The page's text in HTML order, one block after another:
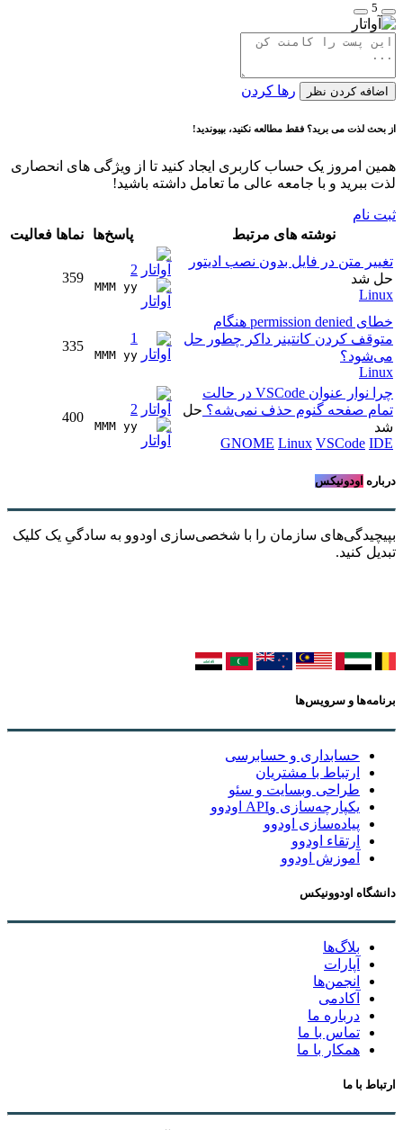
5
اضافه کردن نظر رها کردن
از بحث لذت می برید؟ فقط مطالعه نکنید، بپیوندید!
همین امروز یک حساب کاربری ایجاد کنید تا از ویژگی های انحصاری
لذت ببرید و با جامعه عالی ما تعامل داشته باشید!
ثبت نام
نوشته های مرتبط
پاسخ‌ها نماها فعالیت
تغییر متن در فایل بدون نصب ادیتور
حل شد
Linux
2
MMM yy
359
خطای permission denied هنگام
متوقف کردن کانتینر داکر چطور حل
می‌شود؟
Linux
1
MMM yy
335
چرا نوار عنوان VSCode در حالت
تمام صفحه گنوم حذف نمی‌شه؟ حل
شد
GNOME Linux VSCode IDE
2
MMM yy
400
درباره اودونیکس
بپیچیدگی‌های سازمان را با شخصی‌سازی اودوو به سادگیِ یک کلیک
تبدیل کنید.
برنامه‌ها و سرویس‌ها
حسابداری و حسابرسی
ارتباط با مشتریان
طراحی وبسایت و سئو
یکپارچه‌سازی وAPI اودوو
پیاده‌سازی اودوو
ارتقاء اودوو
آموزش اودوو
دانشگاه اودوونیکس
بلاگ‌ها
آپارات
انجمن‌ها
آکادمی
درباره ما
تماس با ما
همکار با ما
ارتباط با ما